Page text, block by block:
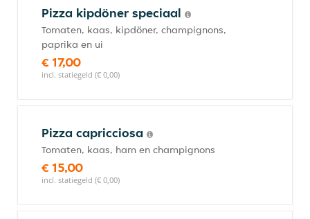
Pizza kipdöner speciaal
Tomaten, kaas, kipdöner, champignons,
paprika en ui
€ 17,00
incl. statiegeld (€ 0,00)
Pizza capricciosa
Tomaten, kaas, ham en champignons
€ 15,00
incl. statiegeld (€ 0,00)